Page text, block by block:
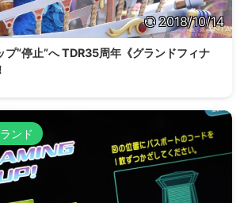
2018/10/14
プ“停止”へ TDR35周年《グランドフィナ
ンド